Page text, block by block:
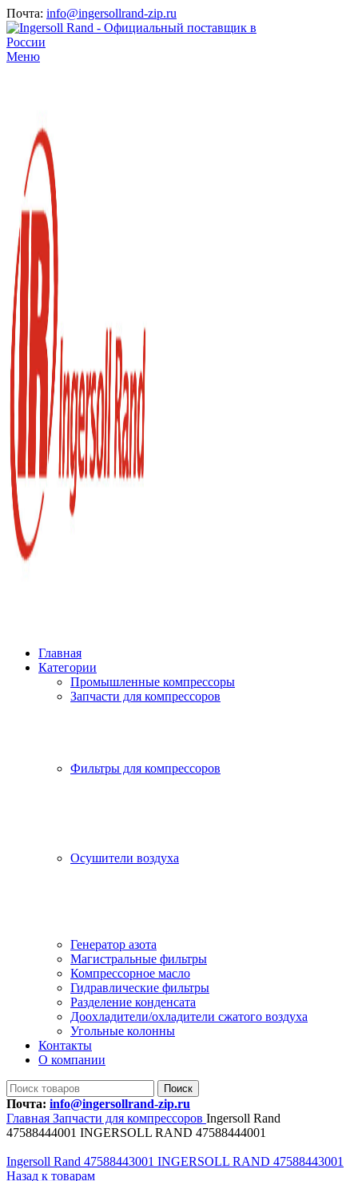
Почта: info@ingersollrand-zip.ru
Меню
Главная
Категории
Промышленные компрессоры
Запчасти для компрессоров
Фильтры для компрессоров
Осушители воздуха
Генератор азота
Магистральные фильтры
Компрессорное масло
Гидравлические фильтры
Разделение конденсата
Доохладители/охладители сжатого воздуха
Угольные колонны
Контакты
О компании
Поиск
Почта: info@ingersollrand-zip.ru
Главная Запчасти для компрессоров Ingersoll Rand
47588444001 INGERSOLL RAND 47588444001
Ingersoll Rand 47588443001 INGERSOLL RAND 47588443001
Назад к товарам